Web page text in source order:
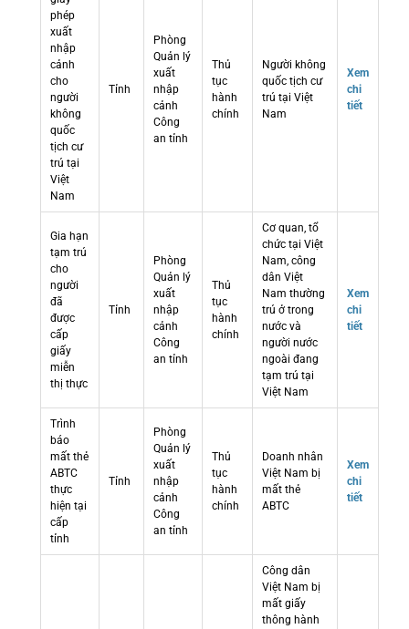
phép
xuất
nhập
cảnh
cho
người
không
quốc
tịch cư
trú tại
Việt
Nam
Tỉnh
Phòng
Quản lý
xuất
nhập
cảnh
Công
an tỉnh
Thủ
tục
hành
chính
Người không
quốc tịch cư
trú tại Việt
Nam
Xem
chi
tiết
Gia hạn
tạm trú
cho
người
đã
được
cấp
giấy
miễn
thị thực
Tỉnh
Phòng
Quản lý
xuất
nhập
cảnh
Công
an tỉnh
Thủ
tục
hành
chính
Cơ quan, tổ
chức tại Việt
Nam, công
dân Việt
Nam thường
trú ở trong
nước và
người nước
ngoài đang
tạm trú tại
Việt Nam
Xem
chi
tiết
Trình
báo
mất thẻ
ABTC
thực
hiện tại
cấp
tỉnh
Tỉnh
Phòng
Quản lý
xuất
nhập
cảnh
Công
an tỉnh
Thủ
tục
hành
chính
Doanh nhân
Việt Nam bị
mất thẻ
ABTC
Xem
chi
tiết
Công dân
Việt Nam bị
mất giấy
thông hành